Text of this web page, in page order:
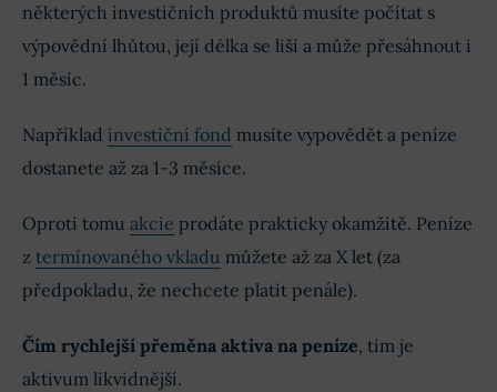
některých investičních produktů musíte počítat s
výpovědní lhůtou, její délka se liší a může přesáhnout i
1 měsíc.
Například investiční fond musíte vypovědět a peníze
dostanete až za 1-3 měsíce.
Oproti tomu akcie prodáte prakticky okamžitě. Peníze
z termínovaného vkladu můžete až za X let (za
předpokladu, že nechcete platit penále).
Čím rychlejší přeměna aktiva na peníze, tím je
aktivum likvidnější.